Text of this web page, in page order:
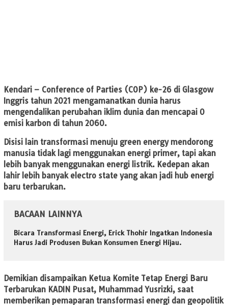
Kendari – Conference of Parties (COP) ke-26 di Glasgow
Inggris tahun 2021 mengamanatkan dunia harus
mengendalikan perubahan iklim dunia dan mencapai 0
emisi karbon di tahun 2060.
Disisi lain transformasi menuju green energy mendorong
manusia tidak lagi menggunakan energi primer, tapi akan
lebih banyak menggunakan energi listrik. Kedepan akan
lahir lebih banyak electro state yang akan jadi hub energi
baru terbarukan.
BACAAN LAINNYA
Bicara Transformasi Energi, Erick Thohir Ingatkan Indonesia
Harus Jadi Produsen Bukan Konsumen Energi Hijau.
Demikian disampaikan Ketua Komite Tetap Energi Baru
Terbarukan KADIN Pusat, Muhammad Yusrizki, saat
memberikan pemaparan transformasi energi dan geopolitik